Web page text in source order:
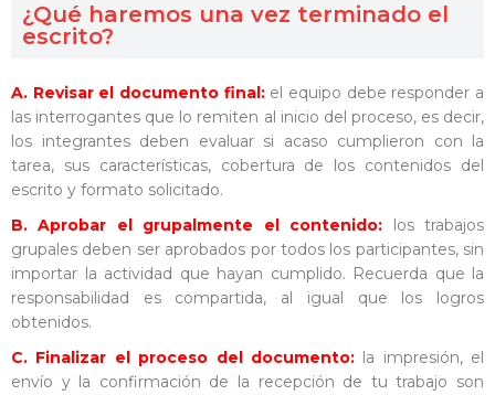
¿Qué haremos una vez terminado el
escrito?
A. Revisar el documento final:el equipo debe responder a
las interrogantes que lo remiten al inicio del proceso, es decir,
los integrantes deben evaluar si acaso cumplieron con la
tarea, sus características, cobertura de los contenidos del
escrito y formato solicitado.
B. Aprobar el grupalmente el contenido:
los trabajos
grupales deben ser aprobados por todos los participantes, sin
importar la actividad que hayan cumplido. Recuerda que la
responsabilidad es compartida, al igual que los logros
obtenidos.
C. Finalizar el proceso del documento: la impresión, el
envío y la confirmación de la recepción de tu trabajo son